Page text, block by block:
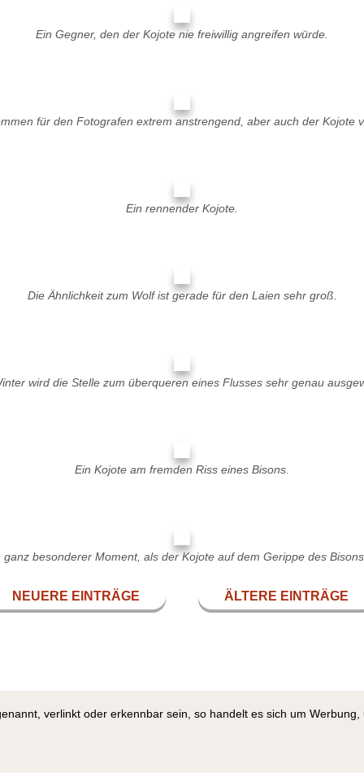
Ein Gegner, den der Kojote nie freiwillig angreifen würde.
für den Fotografen extrem anstrengend, aber auch der Kojote
Ein rennender Kojote.
Die Ähnlichkeit zum Wolf ist gerade für den Laien sehr groß.
wird die Stelle zum überqueren eines Flusses sehr genau
Ein Kojote am fremden Riss eines Bisons.
besonderer Moment, als der Kojote auf dem Gerippe des
NEUERE EINTRÄGE ÄLTERE EINTRÄGE
verlinkt oder erkennbar sein, so handelt es sich um